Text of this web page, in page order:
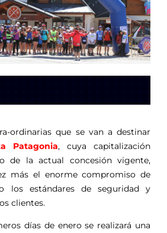
ordinarias que se van a destinar
Patagonia, cuya capitalización
de la actual concesión vigente,
más el enorme compromiso de
los estándares de seguridad y
clientes.
días de enero se realizará una